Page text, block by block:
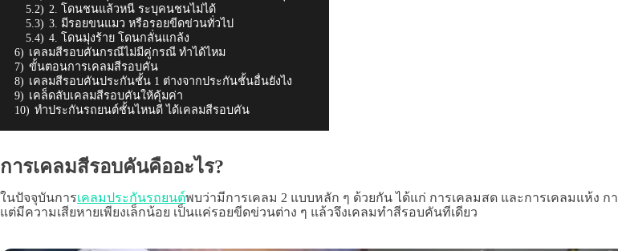
5.2) 2. โดนชนแล้วหนี ระบุคนชนไม่ได้
5.3) 3. มีรอยขนแมว หรือรอยขีดข่วนทั่วไป
5.4) 4. โดนมุ่งร้าย โดนกลั่นแกล้ง
6) เคลมสีรอบคันกรณีไม่มีคู่กรณี ทำได้ไหม
7) ขั้นตอนการเคลมสีรอบคัน
8) เคลมสีรอบคันประกันชั้น 1 ต่างจากประกันชั้นอื่นยังไง
9) เคล็ดลับเคลมสีรอบคันให้คุ้มค่า
10) ทำประกันรถยนต์ชั้นไหนดี ได้เคลมสีรอบคัน
การเคลมสีรอบคันคืออะไร?
ในปัจจุบันการเคลมประกันรถยนต์พบว่ามีการเคลม 2 แบบหลัก ๆ ด้วยกัน ได้แก่ การเคลมสด และการเคลมแห้ง
แต่มีความเสียหายเพียงเล็กน้อย เป็นแค่รอยขีดข่วนต่าง ๆ แล้วจึงเคลมทำสีรอบคันทีเดียว